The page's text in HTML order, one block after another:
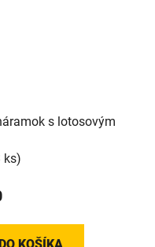
s lotosovým
ks)
KOŠÍKA